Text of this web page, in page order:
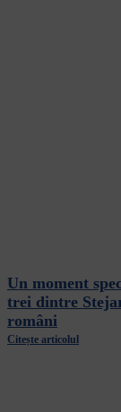
Un moment
trei dintre
români
Citește articolul